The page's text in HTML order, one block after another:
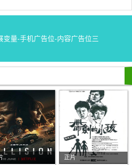
变量-手机广告位-内容广告位三
正片